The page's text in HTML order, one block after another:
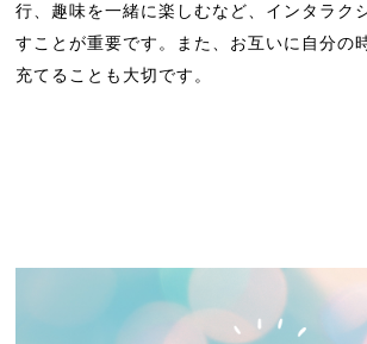
行、趣味を一緒に楽しむなど、インタラク
すことが重要です。また、お互いに自分の
充てることも大切です。